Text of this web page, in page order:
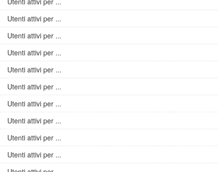
Utenti attivi per ...
Utenti attivi per ...
Utenti attivi per ...
Utenti attivi per ...
Utenti attivi per ...
Utenti attivi per ...
Utenti attivi per ...
Utenti attivi per ...
Utenti attivi per ...